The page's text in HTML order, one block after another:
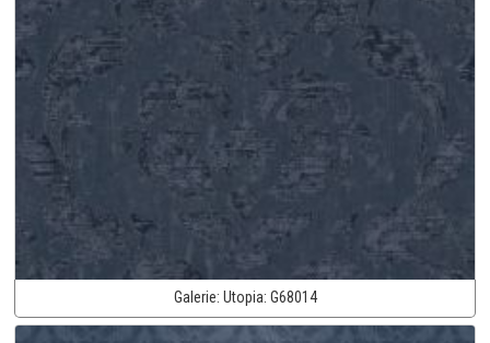
Galerie: Utopia: G68014